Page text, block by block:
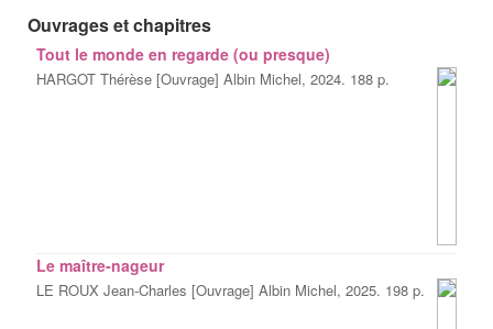
Ouvrages et chapitres
Tout le monde en regarde (ou presque)
HARGOT Thérèse [Ouvrage] Albin Michel, 2024. 188 p.
Le maître-nageur
LE ROUX Jean-Charles [Ouvrage] Albin Michel, 2025. 198 p.